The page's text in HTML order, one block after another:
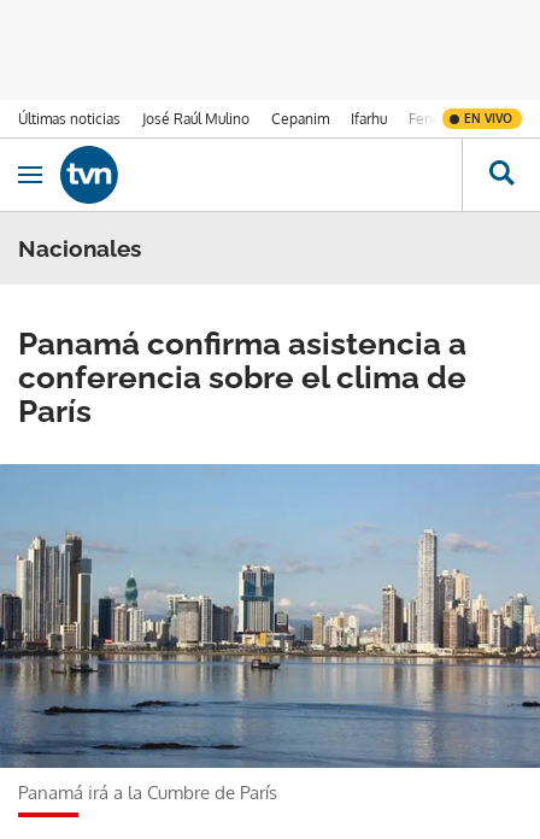
Últimas noticias José Raúl Mulino Cepanim Ifarhu Fenómeno de El
EN VIVO
Ir al contenido
Obrir navegació
Nacionales
Panamá confirma asistencia a
conferencia sobre el clima de
París
Panamá irá a la Cumbre de París